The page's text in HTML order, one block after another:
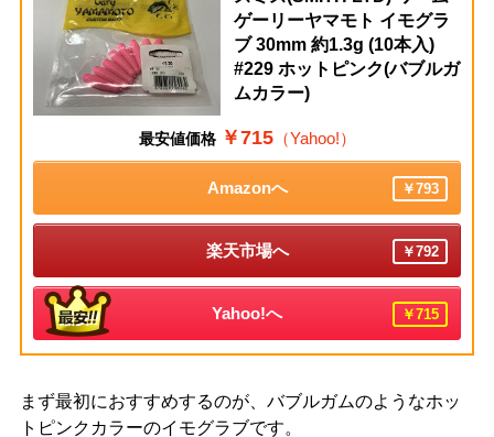
ゲーリーヤマモト イモグラ
ブ 30mm 約1.3g (10本入)
#229 ホットピンク(バブルガ
ムカラー)
最安値価格 ￥715（Yahoo!）
Amazonへ ￥793
楽天市場へ ￥792
Yahoo!へ ￥715
まず最初におすすめするのが、バブルガムのようなホッ
トピンクカラーのイモグラブです。